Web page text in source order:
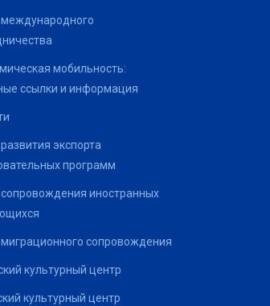
мобильность:
ссылки и информация
экспорта
программ
иностранных
сопровождения
культурный центр
культурный центр